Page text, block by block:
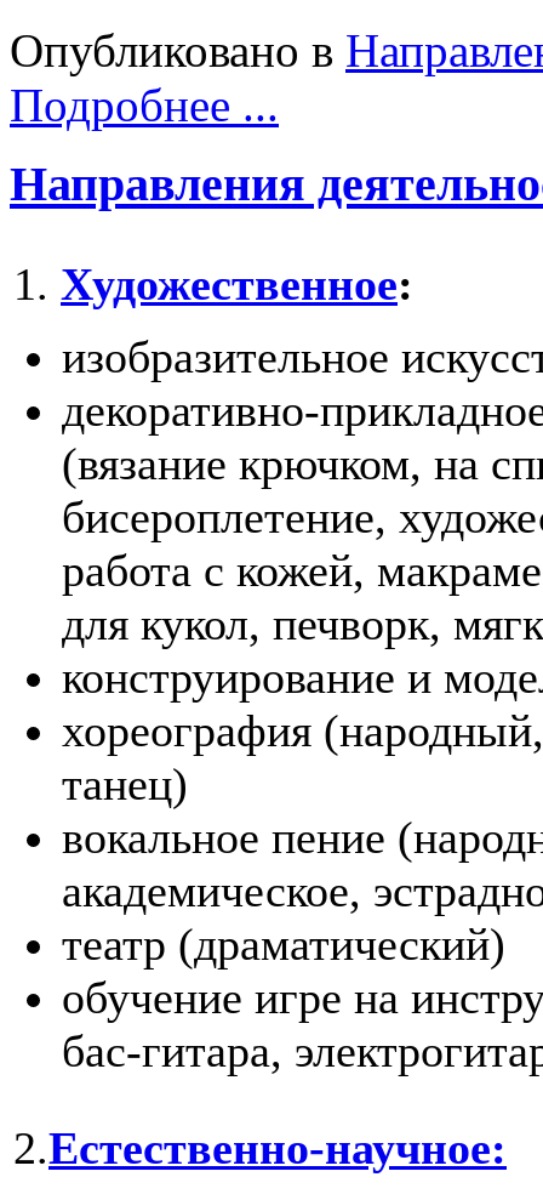
Опубликовано в
Подробнее ...
Направления
1. Художественное:
изобразительное
декоративно-
(вязание крючком, на
бисероплетение,
работа с кожей,
для кукол, печворк,
конструирование и
хореография
танец)
вокальное пение
академическое,
театр (драматический)
обучение игре на
бас-гитара,
2.Естественно-научное: